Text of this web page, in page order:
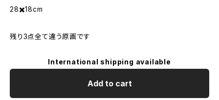
28✖️18cm
残り3点全て違う原画です
International shipping available
Add to cart